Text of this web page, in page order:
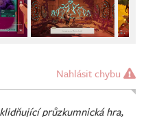
Nahlásit chybu
průzkumnická hra,